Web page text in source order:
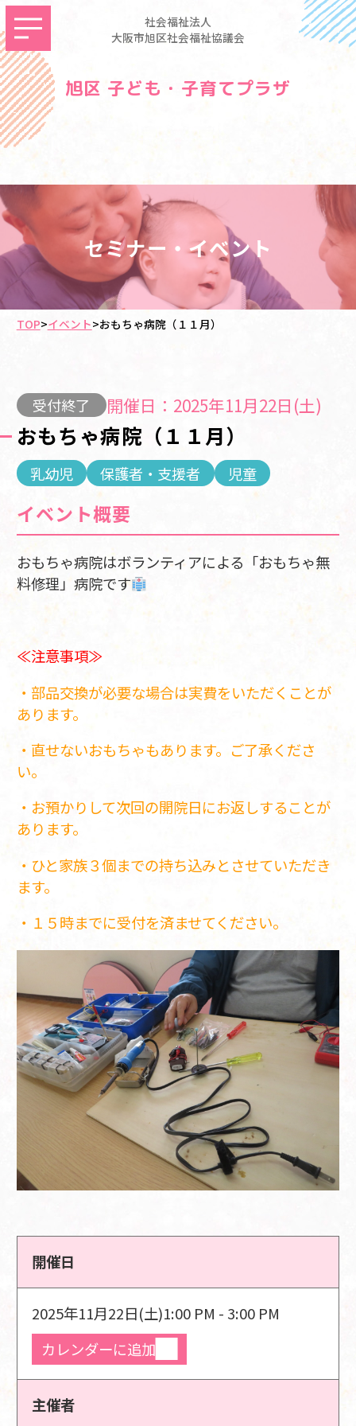
社会福祉法人
大阪市旭区社会福祉協議会
旭区 子ども・子育てプラザ
セミナー・イベント
TOP>イベント>おもちゃ病院（１１月）
受付終了 開催日：2025年11月22日(土)
おもちゃ病院（１１月）
乳幼児 保護者・支援者 児童
イベント概要
おもちゃ病院はボランティアによる「おもちゃ無
料修理」病院です
≪注意事項≫
・部品交換が必要な場合は実費をいただくことが
あります。
・直せないおもちゃもあります。ご了承くださ
い。
・お預かりして次回の開院日にお返しすることが
あります。
・ひと家族３個までの持ち込みとさせていただき
ます。
・１５時までに受付を済ませてください。
開催日
2025年11月22日(土)1:00 PM - 3:00 PM
カレンダーに追加
主催者